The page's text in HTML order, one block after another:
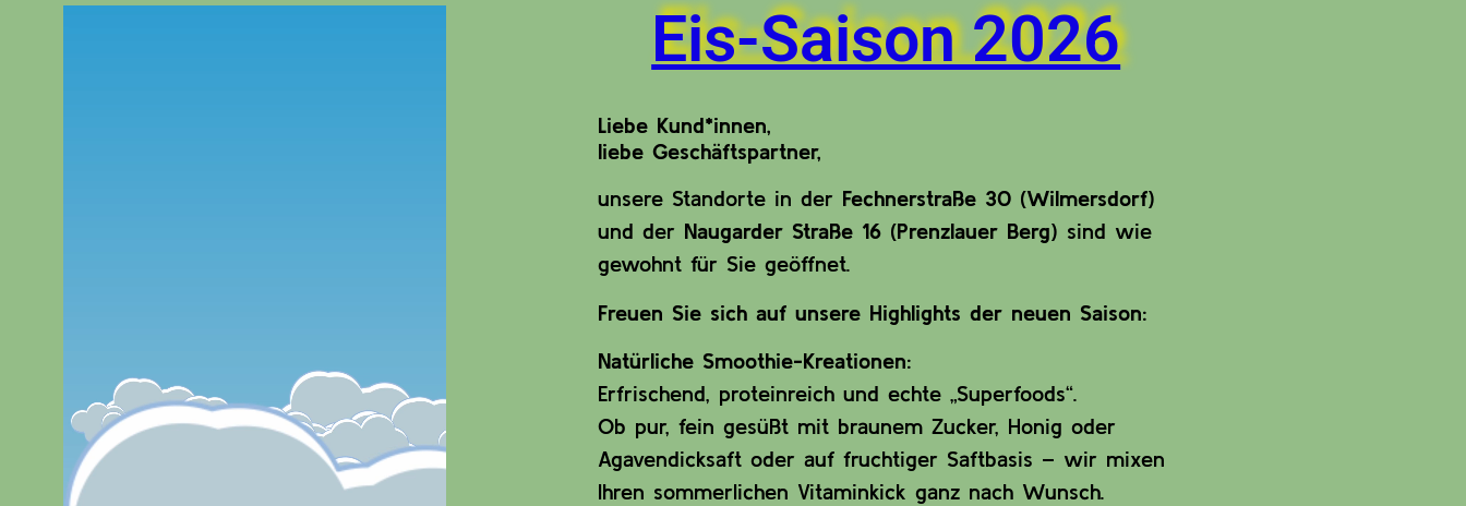
Eis-Saison 2026
Liebe Kund*innen,
liebe Geschäftspartner,
unsere Standorte in der Fechnerstraße 30 (Wilmersdorf)
und der Naugarder Straße 16 (Prenzlauer Berg) sind wie
gewohnt für Sie geöffnet.
Freuen Sie sich auf unsere Highlights der neuen Saison:
Natürliche Smoothie-Kreationen:
Erfrischend, proteinreich und echte „Superfoods“.
Ob pur, fein gesüßt mit braunem Zucker, Honig oder
Agavendicksaft oder auf fruchtiger Saftbasis – wir mixen
Ihren sommerlichen Vitaminkick ganz nach Wunsch.